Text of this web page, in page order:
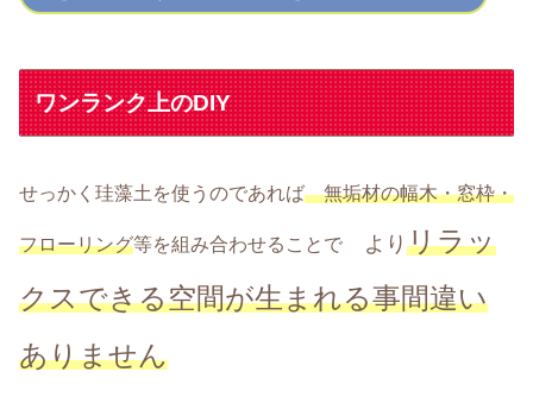
ワンランク上のDIY
せっかく珪藻土を使うのであれば無垢材の幅木・窓枠・
フローリング等を組み合わせることで より リラッ
クスできる空間が生まれる事間違い
ありません